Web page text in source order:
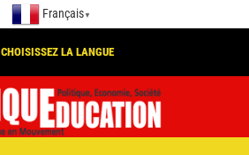
Français ▼
CHOISISSEZ LA LANGUE